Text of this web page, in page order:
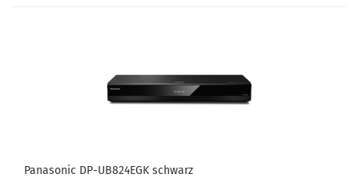
Panasonic DP-UB824EGK schwarz